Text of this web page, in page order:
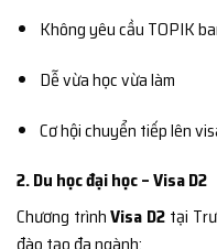
Không yêu cầu TOPIK
Dễ vừa học vừa làm
Cơ hội chuyển tiếp lên
2. Du học đại học – Visa D2
Chương trìnhVisa D2 tại